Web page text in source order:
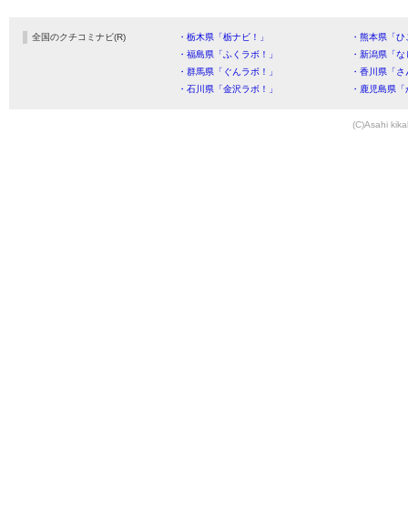
全国のクチコミナビ(R) ・栃木県「栃ナビ！」
・熊本県「
・福島県「ふくラボ！」
・新潟県「
・群馬県「ぐんラボ！」
・香川県「
・石川県「金沢ラボ！」
・鹿児島県
(C)Asahi